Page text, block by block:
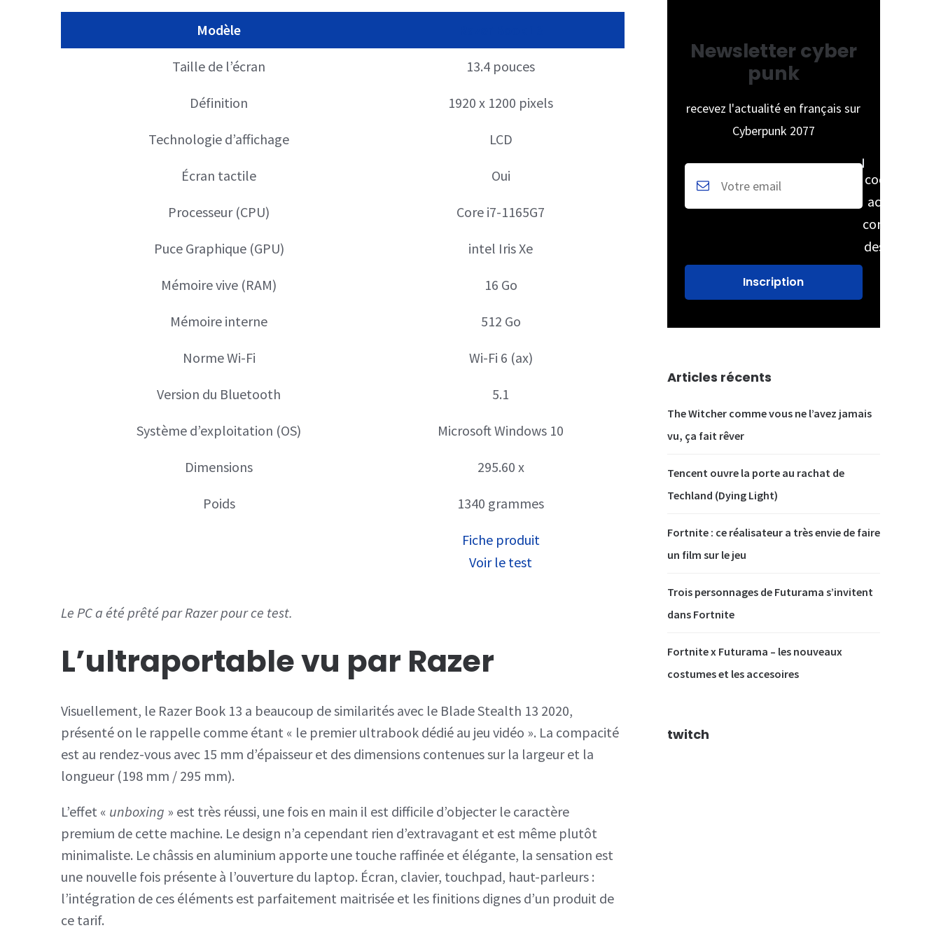
Modèle
Taille de l’écran 13.4 pouces
Définition 1920 x 1200 pixels
Technologie d’affichage LCD
Écran tactile Oui
Processeur (CPU) Core i7-1165G7
Puce Graphique (GPU) intel Iris Xe
Mémoire vive (RAM) 16 Go
Mémoire interne 512 Go
Norme Wi-Fi Wi-Fi 6 (ax)
Version du Bluetooth 5.1
Système d’exploitation (OS) Microsoft Windows 10
Dimensions 295.60 x
Poids 1340 grammes
Fiche produit
Voir le test
Le PC a été prêté par Razer pour ce test.
L’ultraportable vu par Razer
Visuellement, le Razer Book 13 a beaucoup de similarités avec le Blade Stealth 13 2020,
présenté on le rappelle comme étant « le premier ultrabook dédié au jeu vidéo ». La compacité
est au rendez-vous avec 15 mm d’épaisseur et des dimensions contenues sur la largeur et la
longueur (198 mm / 295 mm).
L’effet « unboxing » est très réussi, une fois en main il est difficile d’objecter le caractère
premium de cette machine. Le design n’a cependant rien d’extravagant et est même plutôt
minimaliste. Le châssis en aluminium apporte une touche raffinée et élégante, la sensation est
une nouvelle fois présente à l’ouverture du laptop. Écran, clavier, touchpad, haut-parleurs :
l’intégration de ces éléments est parfaitement maitrisée et les finitions dignes d’un produit de
ce tarif.
Newsletter cyber
punk
recevez l'actualité en français sur
Cyberpunk 2077
cochez pour
accepter la
conservation
des données
Articles récents
The Witcher comme vous ne l’avez jamais
vu, ça fait rêver
Tencent ouvre la porte au rachat de
Techland (Dying Light)
Fortnite : ce réalisateur a très envie de faire
un film sur le jeu
Trois personnages de Futurama s’invitent
dans Fortnite
Fortnite x Futurama – les nouveaux
costumes et les accesoires
twitch